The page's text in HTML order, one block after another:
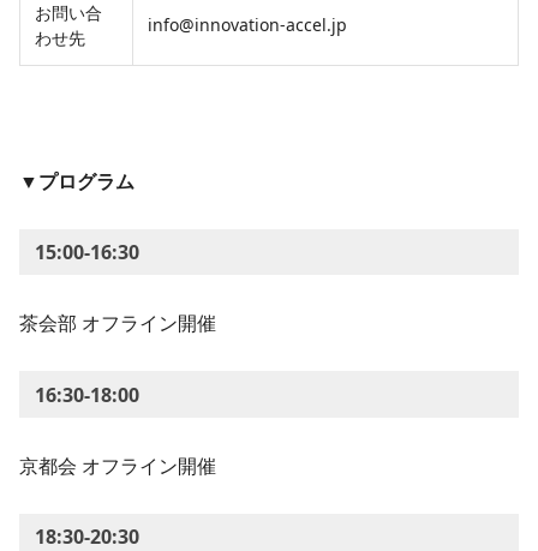
お問い合
わせ先
info@innovation-accel.jp
▼プログラム
15:00-16:30
茶会部 オフライン開催
16:30-18:00
京都会 オフライン開催
18:30-20:30